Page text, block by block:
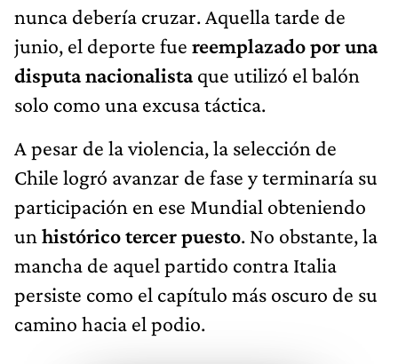
nunca debería cruzar. Aquella tarde de
junio, el deporte fue reemplazado por una
disputa nacionalistaque utilizó el balón
solo como una excusa táctica.
A pesar de la violencia, la selección de
Chile logró avanzar de fase y terminaría su
participación en ese Mundial obteniendo
un histórico tercer puesto. No obstante, la
mancha de aquel partido contra Italia
persiste como el capítulo más oscuro de su
camino hacia el podio.